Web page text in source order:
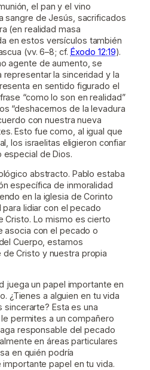
el pan y el vino
sangre de Jesús, sacrificados
(en realidad masa
en estos versículos también
(vv. 6–8; cf. Éxodo 12:19).
agente de aumento, se
representar la sinceridad y la
en sentido figurado el
“como lo son en realidad”
“deshacernos de la levadura
con nuestra nueva
Esto fue como, al igual que
los israelitas eligieron confiar
de Dios.
abstracto. Pablo estaba
específica de inmoralidad
en la iglesia de Corinto
para lidiar con el pecado
Cristo. Lo mismo es cierto
asocia con el pecado o
Cuerpo, estamos
Cristo y nuestra propia
juega un papel importante en
¿Tienes a alguien en tu vida
sincerarte? Esta es una
permites a un compañero
responsable del pecado
en áreas particulares
en quién podría
papel en tu vida.